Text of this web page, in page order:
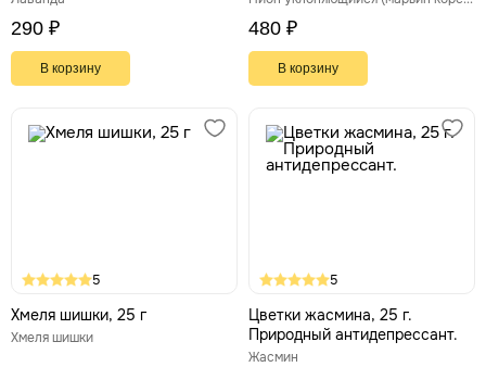
290 ₽
В корзину
480 ₽
В корзину
5
Хмеля шишки, 25 г
Хмеля шишки
5
Цветки жасмина, 25 г.
Природный антидепрессант.
Жасмин